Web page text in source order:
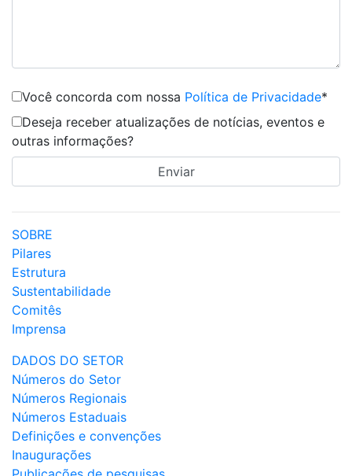
Você concorda com nossa Política de Privacidade*
Deseja receber atualizações de notícias, eventos e
outras informações?
SOBRE
Pilares
Estrutura
Sustentabilidade
Comitês
Imprensa
DADOS DO SETOR
Números do Setor
Números Regionais
Números Estaduais
Definições e convenções
Inaugurações